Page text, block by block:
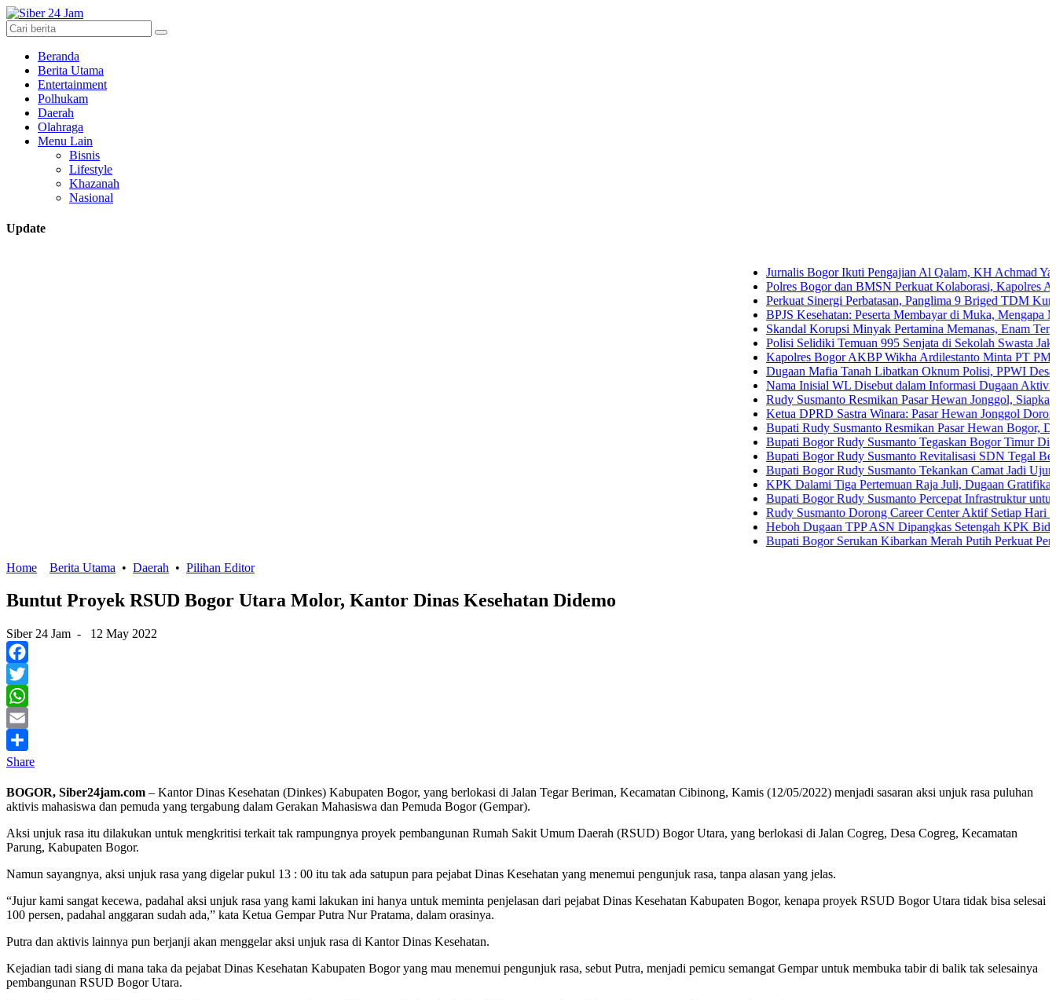
Beranda
Berita Utama
Entertainment
Polhukam
Daerah
Olahraga
Menu Lain
Bisnis
Lifestyle
Khazanah
Nasional
Update
Jurnalis Bogor Ikuti Pengajian Al Qalam, KH Achmad Yaudin
Polres Bogor dan BMSN Perkuat Kolaborasi, Kapolres Ajak
Perkuat Sinergi Perbatasan, Panglima 9 Briged TDM Kunjungi
BPJS Kesehatan: Peserta Membayar di Muka, Mengapa Masih
Skandal Korupsi Minyak Pertamina Memanas, Enam Tersangka
Polisi Selidiki Temuan 995 Senjata di Sekolah Swasta Jakarta
Kapolres Bogor AKBP Wikha Ardilestanto Minta PT PMC Tunda
Dugaan Mafia Tanah Libatkan Oknum Polisi, PPWI Desak
Nama Inisial WL Disebut dalam Informasi Dugaan Aktivitas di
Rudy Susmanto Resmikan Pasar Hewan Jonggol, Siapkan Bogor
Ketua DPRD Sastra Winara: Pasar Hewan Jonggol Dorong
Bupati Rudy Susmanto Resmikan Pasar Hewan Bogor,
Bupati Bogor Rudy Susmanto Tegaskan Bogor Timur Disiapkan
Bupati Bogor Rudy Susmanto Revitalisasi SDN Tegal Benteng,
Bupati Bogor Rudy Susmanto Tekankan Camat Jadi Ujung
KPK Dalami Tiga Pertemuan Raja Juli, Dugaan Gratifikasi
Bupati Bogor Rudy Susmanto Percepat Infrastruktur untuk
Rudy Susmanto Dorong Career Center Aktif Setiap Hari Perluas
Heboh Dugaan TPP ASN Dipangkas Setengah KPK Bidik Bupati
Bupati Bogor Serukan Kibarkan Merah Putih Perkuat Persatuan
Home
Berita Utama • Daerah • Pilihan Editor
Buntut Proyek RSUD Bogor Utara Molor, Kantor Dinas Kesehatan Didemo
Siber 24 Jam - 12 May 2022
Facebook
Twitter
WhatsApp
Email
Share
BOGOR, Siber24jam.com – Kantor Dinas Kesehatan (Dinkes) Kabupaten Bogor, yang berlokasi di Jalan Tegar Beriman, Kecamatan Cibinong, Kamis (12/05/2022) menjadi sasaran aksi unjuk rasa puluhan
aktivis mahasiswa dan pemuda yang tergabung dalam Gerakan Mahasiswa dan Pemuda Bogor (Gempar).
Aksi unjuk rasa itu dilakukan untuk mengkritisi terkait tak rampungnya proyek pembangunan Rumah Sakit Umum Daerah (RSUD) Bogor Utara, yang berlokasi di Jalan Cogreg, Desa Cogreg, Kecamatan
Parung, Kabupaten Bogor.
Namun sayangnya, aksi unjuk rasa yang digelar pukul 13 : 00 itu tak ada satupun para pejabat Dinas Kesehatan yang menemui pengunjuk rasa, tanpa alasan yang jelas.
“Jujur kami sangat kecewa, padahal aksi unjuk rasa yang kami lakukan ini hanya untuk meminta penjelasan dari pejabat Dinas Kesehatan Kabupaten Bogor, kenapa proyek RSUD Bogor Utara tidak bisa selesai
100 persen, padahal anggaran sudah ada,” kata Ketua Gempar Putra Nur Pratama, dalam orasinya.
Putra dan aktivis lainnya pun berjanji akan menggelar aksi unjuk rasa di Kantor Dinas Kesehatan.
Kejadian tadi siang di mana taka da pejabat Dinas Kesehatan Kabupaten Bogor yang mau menemui pengunjuk rasa, sebut Putra, menjadi pemicu semangat Gempar untuk membuka tabir di balik tak selesainya
pembangunan RSUD Bogor Utara.